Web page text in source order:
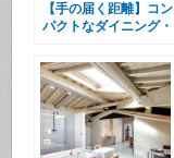
【手の届く距離】コン
パクトなダイニング・